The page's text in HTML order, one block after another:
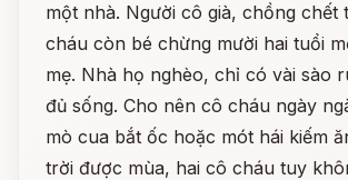
một nhà. Người cô già, chồng chết
cháu còn bé chừng mười hai tuổi
mẹ. Nhà họ nghèo, chỉ có vài sào
đủ sống. Cho nên cô cháu ngày
mò cua bắt ốc hoặc mót hái kiếm
trời được mùa, hai cô cháu tuy